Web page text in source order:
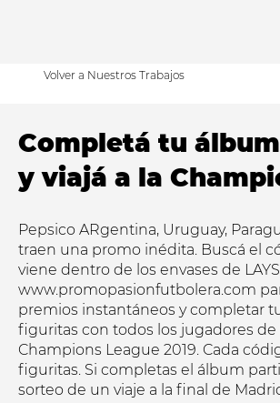
Volver a Nuestros Trabajos
Completá tu
y viajá a la
Pepsico ARgentina, Uruguay,
traen una promo inédita. Buscá el
viene dentro de los envases de
www.promopasionfutbolera.com
premios instantáneos y completar
figuritas con todos los jugadores de
Champions League 2019. Cada
figuritas. Si completas el álbum
sorteo de un viaje a la final de